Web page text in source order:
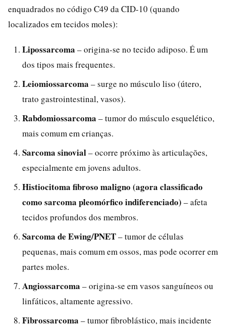
enquadrados no código C49 da CID-10 (quando
localizados em tecidos moles):
Lipossarcoma – origina-se no tecido adiposo. É um
dos tipos mais frequentes.
Leiomiossarcoma – surge no músculo liso (útero,
trato gastrointestinal, vasos).
Rabdomiossarcoma – tumor do músculo esquelético,
mais comum em crianças.
Sarcoma sinovial– ocorre próximo às articulações,
especialmente em jovens adultos.
Histiocitoma fibroso maligno (agora classificado
como sarcoma pleomórfico indiferenciado) – afeta
tecidos profundos dos membros.
Sarcoma de Ewing/PNET– tumor de células
pequenas, mais comum em ossos, mas pode ocorrer em
partes moles.
Angiossarcoma – origina-se em vasos sanguíneos ou
linfáticos, altamente agressivo.
Fibrossarcoma – tumor fibroblástico, mais incidente